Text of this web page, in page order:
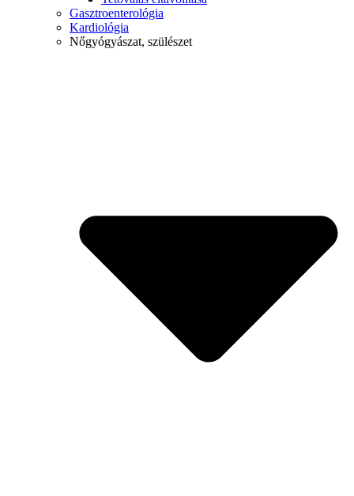
Gasztroenterológia
Kardiológia
Nőgyógyászat, szülészet